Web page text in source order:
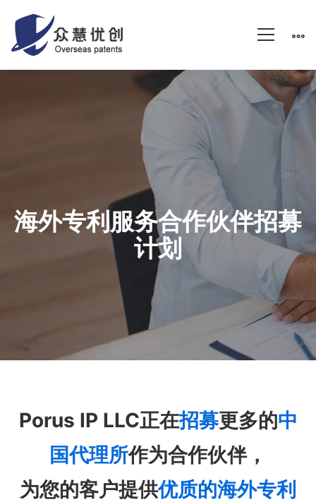
伴
海外专利服务合作伙伴招募
计划
Porus IP LLC正在招募更多的中
国代理所作为合作伙伴，
为您的客户提供优质的海外专利